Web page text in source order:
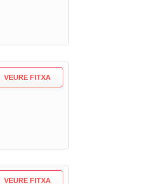
VEURE FITXA
VEURE FITXA